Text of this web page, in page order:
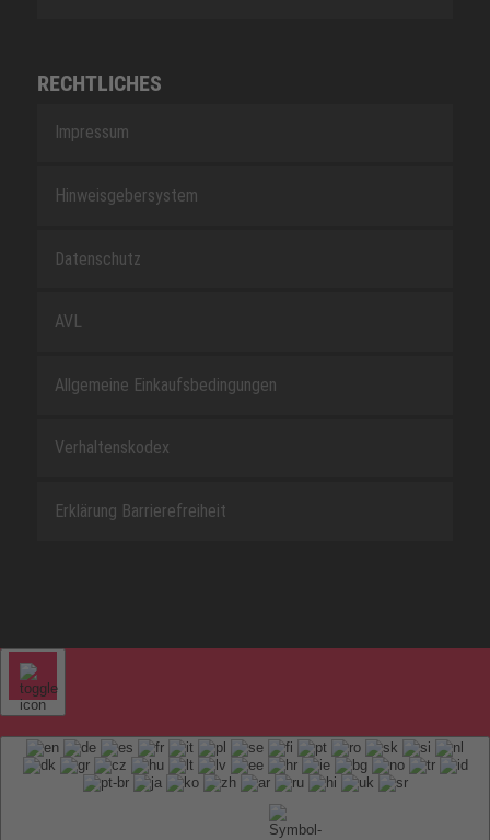
RECHTLICHES
Impressum
Hinweisgebersystem
Datenschutz
AVL
Allgemeine Einkaufsbedingungen
Verhaltenskodex
Erklärung Barrierefreiheit